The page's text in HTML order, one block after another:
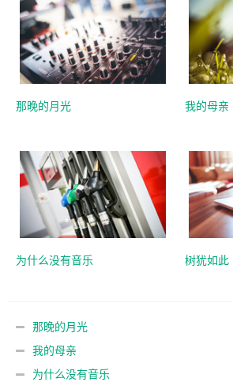
那晚的月光 我的母亲
为什么没有音乐 树犹如此
那晚的月光
我的母亲
为什么没有音乐